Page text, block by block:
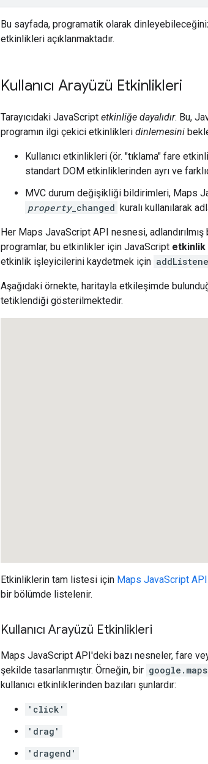
Bu sayfada, programatik olarak
etkinlikleri açıklanmaktadır.
Kullanıcı Arayüzü Etkinlikleri
Tarayıcıdaki JavaScript etkinliğe dayalıdır. Bu,
programın ilgi çekici etkinlikleri dinlemesini
Kullanıcı etkinlikleri (ör. "tıklama" fare
standart DOM etkinliklerinden ayrı ve
MVC durum değişikliği bildirimleri, Maps
property_changed kuralı kullanılarak
Her Maps JavaScript API nesnesi,
programlar, bu etkinlikler için JavaScript etkinlik
etkinlik işleyicilerini kaydetmek için
Aşağıdaki örnekte, haritayla etkileşimde
tetiklendiği gösterilmektedir.
Etkinliklerin tam listesi için Maps JavaScript
bir bölümde listelenir.
Kullanıcı Arayüzü Etkinlikleri
Maps JavaScript API'deki bazı nesneler, fare
şekilde tasarlanmıştır. Örneğin, bir
kullanıcı etkinliklerinden bazıları şunlardır:
'click'
'drag'
'dragend'